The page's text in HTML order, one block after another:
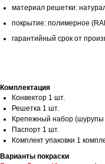
материал решетки:
покрытие: полимерное
гарантийный срок от
Комплектация
Конвектор 1 шт.
Решетка 1 шт.
Крепежный набор
Паспорт 1 шт.
Комплект упаковки 1
Варианты покраски